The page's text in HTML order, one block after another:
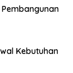
Kebutuhan